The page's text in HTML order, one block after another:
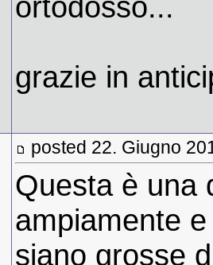
grazie in
posted 22. Giugno
Questa è una
ampiamente
siano grosse